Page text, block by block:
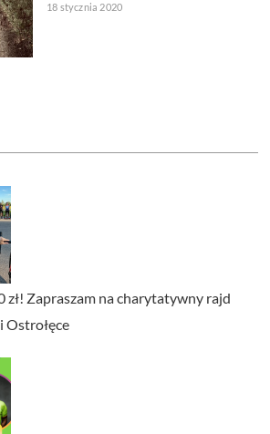
18 stycznia 2020
zł! Zapraszam na charytatywny rajd
Ostrołęce